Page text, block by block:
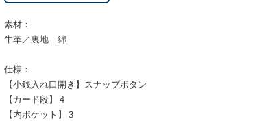
素材：
牛革／裏地 綿
仕様：
【小銭入れ口開き】スナップボタン
【カード段】４
【内ポケット】３